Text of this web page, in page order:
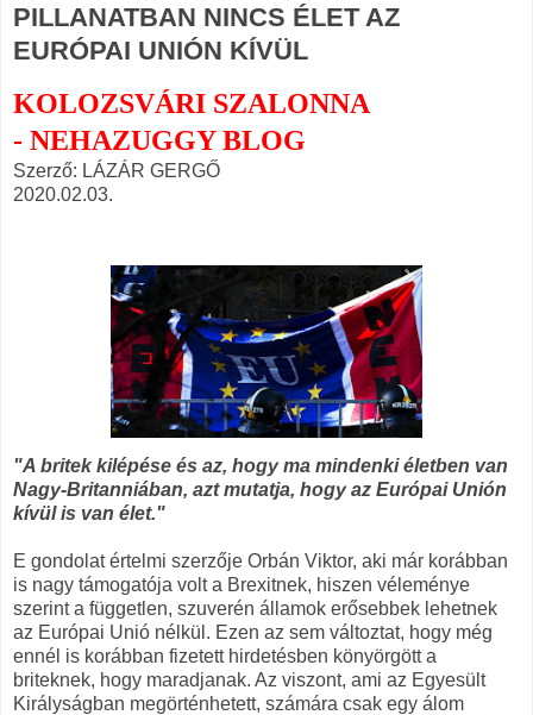
PILLANATBAN NINCS ÉLET AZ
EURÓPAI UNIÓN KÍVÜL
KOLOZSVÁRI SZALONNA
- NEHAZUGGY BLOG
Szerző: LÁZÁR GERGŐ
2020.02.03.
"A britek kilépése és az, hogy ma mindenki életben van
Nagy-Britanniában, azt mutatja, hogy az Európai Unión
kívül is van élet."
E gondolat értelmi szerzője Orbán Viktor, aki már korábban
is nagy támogatója volt a Brexitnek, hiszen véleménye
szerint a független, szuverén államok erősebbek lehetnek
az Európai Unió nélkül. Ezen az sem változtat, hogy még
ennél is korábban fizetett hirdetésben könyörgött a
briteknek, hogy maradjanak. Az viszont, ami az Egyesült
Királyságban megörténhetett, számára csak egy álom